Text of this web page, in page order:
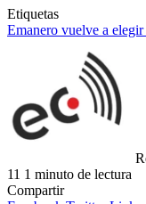
Etiquetas
Emanero vuelve a elegir
11 1 minuto de lectura
Compartir